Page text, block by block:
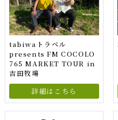
tabiwaトラベル
presents FM COCOLO
765 MARKET TOUR in
吉田牧場
詳細はこちら